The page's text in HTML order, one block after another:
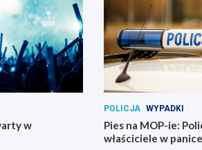
w
POLICJA WYPADKI
Pies na MOP-ie:
właściciele w